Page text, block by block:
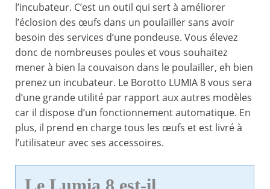
l’incubateur. C’est un outil qui sert à améliorer
l’éclosion des œufs dans un poulailler sans avoir
besoin des services d’une pondeuse. Vous élevez
donc de nombreuses poules et vous souhaitez
mener à bien la couvaison dans le poulailler, eh bien
prenez un incubateur. Le Borotto LUMIA 8 vous sera
d’une grande utilité par rapport aux autres modèles
car il dispose d’un fonctionnement automatique. En
plus, il prend en charge tous les œufs et est livré à
l’utilisateur avec ses accessoires.